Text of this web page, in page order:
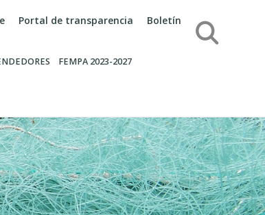
Portal de transparencia Boletín
FEMPA 2023-2027
Búsqueda